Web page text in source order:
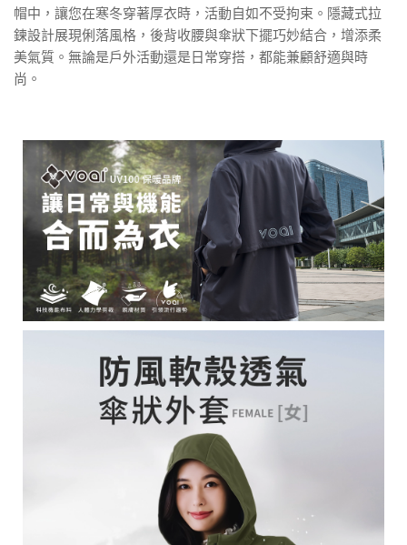
帽中，讓您在寒冬穿著厚衣時，活動自如不受拘束。隱藏式拉
鍊設計展現俐落風格，後背收腰與傘狀下擺巧妙結合，增添柔
美氣質。無論是戶外活動還是日常穿搭，都能兼顧舒適與時
尚。